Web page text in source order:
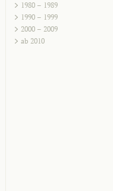
1980 – 1989
1990 – 1999
2000 – 2009
ab 2010